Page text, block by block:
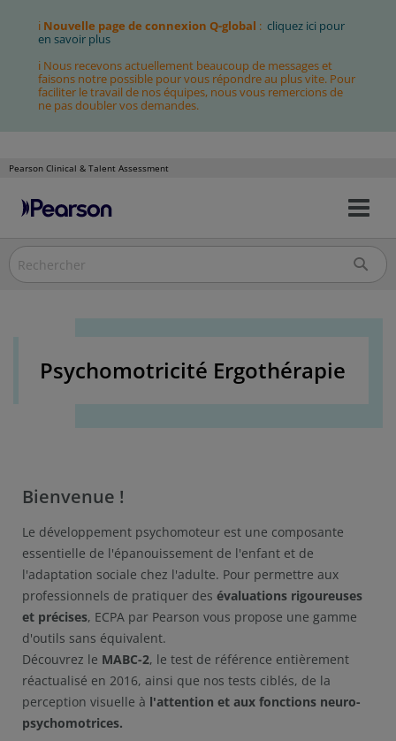
ℹ Nouvelle page de connexion Q-global : cliquez ici pour
en savoir plus
ℹ Nous recevons actuellement beaucoup de messages et
faisons notre possible pour vous répondre au plus vite. Pour
faciliter le travail de nos équipes, nous vous remercions de
ne pas doubler vos demandes.
Pearson Clinical & Talent Assessment
Allez
contenu
Psychomotricité Ergothérapie
Bienvenue !
Le développement psychomoteur est une composante
essentielle de l'épanouissement de l'enfant et de
l'adaptation sociale chez l'adulte. Pour permettre aux
professionnels de pratiquer des évaluations rigoureuses
et précises, ECPA par Pearson vous propose une gamme
d'outils sans équivalent.
Découvrez le MABC-2, le test de référence entièrement
réactualisé en 2016, ainsi que nos tests ciblés, de la
perception visuelle à l'attention et aux fonctions neuro-
psychomotrices.